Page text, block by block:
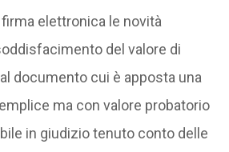
elettronica le novità
del valore di
documento cui è apposta una
ma con valore probatorio
in giudizio tenuto conto delle